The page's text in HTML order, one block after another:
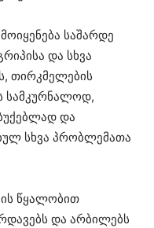
საშარდე
და სხვა
თირკმელების
სამკურნალოდ,
და
სხვა პრობლემათა
წყალობით
და არბილებს